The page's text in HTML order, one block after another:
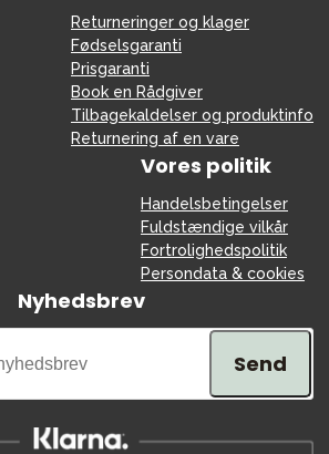
Returneringer og klager
Fødselsgaranti
Prisgaranti
Book en Rådgiver
Tilbagekaldelser og produktinfo
Returnering af en vare
Vores politik
Handelsbetingelser
Fuldstændige vilkår
Fortrolighedspolitik
Persondata & cookies
Nyhedsbrev
Send